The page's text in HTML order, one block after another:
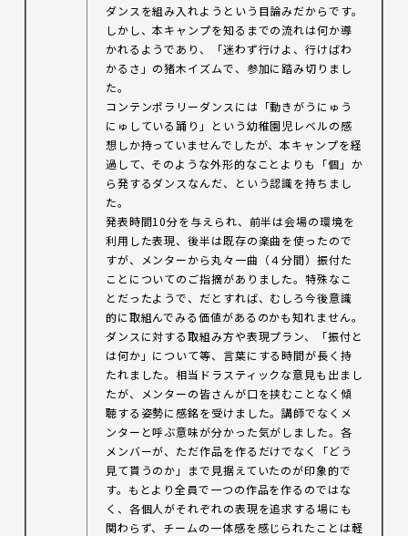
ダンスを組み入れようという目論みだからです。
しかし、本キャンプを知るまでの流れは何か導
かれるようであり、「迷わず行けよ、行けばわ
かるさ」の猪木イズムで、参加に踏み切りまし
た。
コンテンポラリーダンスには「動きがうにゅう
にゅしている踊り」という幼稚園児レベルの感
想しか持っていませんでしたが、本キャンプを経
過して、そのような外形的なことよりも「個」か
ら発するダンスなんだ、という認識を持ちまし
た。
発表時間10分を与えられ、前半は会場の環境を
利用した表現、後半は既存の楽曲を使ったので
すが、メンターから丸々一曲（４分間）振付た
ことについてのご指摘がありました。特殊なこ
とだったようで、だとすれば、むしろ今後意識
的に取組んでみる価値があるのかも知れません。
ダンスに対する取組み方や表現プラン、「振付と
は何か」について等、言葉にする時間が長く持
たれました。相当ドラスティックな意見も出まし
たが、メンターの皆さんが口を挟むことなく傾
聴する姿勢に感銘を受けました。講師でなくメ
ンターと呼ぶ意味が分かった気がしました。各
メンバーが、ただ作品を作るだけでなく「どう
見て貰うのか」まで見据えていたのが印象的で
す。もとより全員で一つの作品を作るのではな
く、各個人がそれぞれの表現を追求する場にも
関わらず、チームの一体感を感じられたことは軽